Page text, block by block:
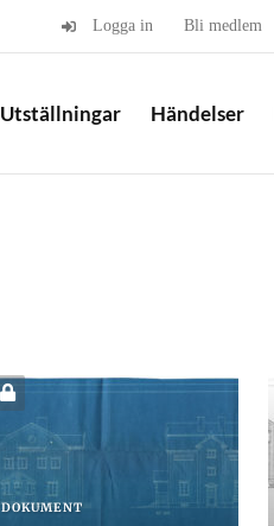
Logga in Bli medlem
Utställningar Händelser
DOKUMENT